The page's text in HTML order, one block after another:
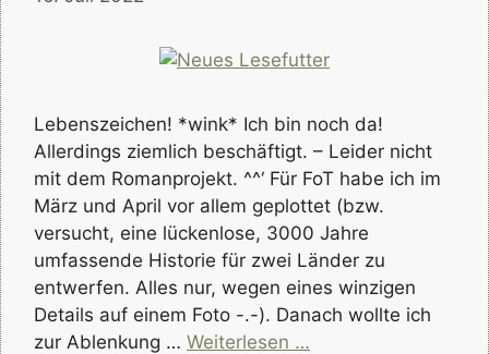
Lebenszeichen! *wink* Ich bin noch da!
Allerdings ziemlich beschäftigt. – Leider nicht
mit dem Romanprojekt. ^^‘ Für FoT habe ich im
März und April vor allem geplottet (bzw.
versucht, eine lückenlose, 3000 Jahre
umfassende Historie für zwei Länder zu
entwerfen. Alles nur, wegen eines winzigen
Details auf einem Foto -.-). Danach wollte ich
zur Ablenkung … Weiterlesen …